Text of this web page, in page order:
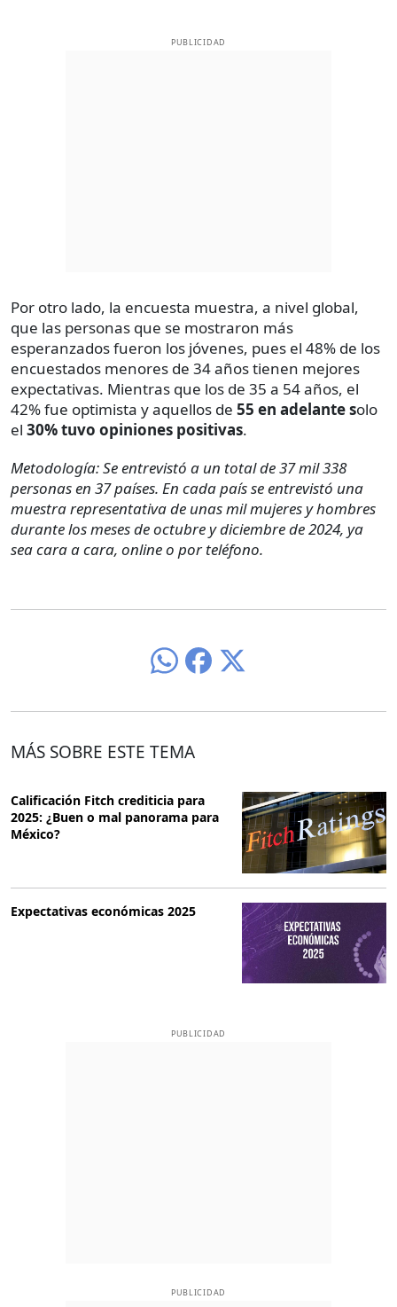
PUBLICIDAD
Por otro lado, la encuesta muestra, a nivel global,
que las personas que se mostraron más
esperanzados fueron los jóvenes, pues el 48% de los
encuestados menores de 34 años tienen mejores
expectativas. Mientras que los de 35 a 54 años, el
42% fue optimista y aquellos de 55 en adelante solo
el 30% tuvo opiniones positivas.
Metodología: Se entrevistó a un total de 37 mil 338
personas en 37 países. En cada país se entrevistó una
muestra representativa de unas mil mujeres y hombres
durante los meses de octubre y diciembre de 2024, ya
sea cara a cara, online o por teléfono.
MÁS SOBRE ESTE TEMA
Calificación Fitch crediticia para
2025: ¿Buen o mal panorama para
México?
Expectativas económicas 2025
PUBLICIDAD
PUBLICIDAD